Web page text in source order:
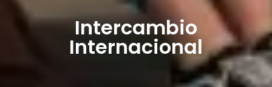
Intercambio
Internacional